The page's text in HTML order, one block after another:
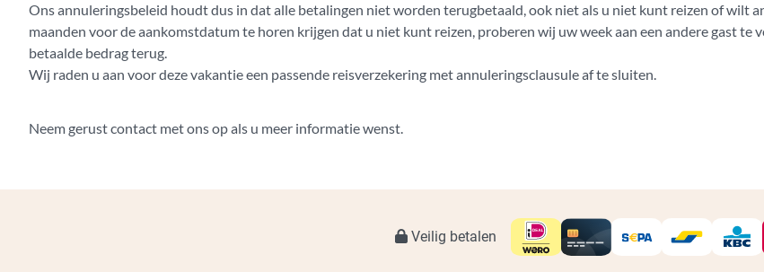
Ons annuleringsbeleid houdt dus in dat alle betalingen niet worden terugbetaald, ook niet als u niet kunt reizen of wilt
maanden voor de aankomstdatum te horen krijgen dat u niet kunt reizen, proberen wij uw week aan een andere gast
betaalde bedrag terug.
Wij raden u aan voor deze vakantie een passende reisverzekering met annuleringsclausule af te sluiten.
Neem gerust contact met ons op als u meer informatie wenst.
Veilig betalen